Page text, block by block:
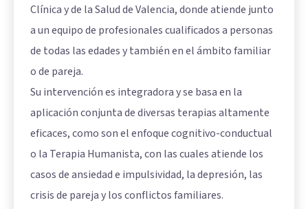
Clínica y de la Salud de Valencia, donde atiende junto
a un equipo de profesionales cualificados a personas
de todas las edades y también en el ámbito familiar
o de pareja.
Su intervención es integradora y se basa en la
aplicación conjunta de diversas terapias altamente
eficaces, como son el enfoque cognitivo-conductual
o la Terapia Humanista, con las cuales atiende los
casos de ansiedad e impulsividad, la depresión, las
crisis de pareja y los conflictos familiares.